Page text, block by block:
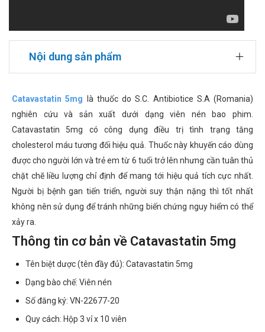
Nội dung sản phẩm
Catavastatin 5mg là thuốc do S.C. Antibiotice S.A (Romania)
nghiên cứu và sản xuất dưới dạng viên nén bao phim.
Catavastatin 5mg có công dụng điều trị tình trạng tăng
cholesterol máu tương đối hiệu quả. Thuốc này khuyến cáo dùng
được cho người lớn và trẻ em từ 6 tuổi trở lên nhưng cần tuân thủ
chặt chẽ liều lượng chỉ định để mang tới hiệu quả tích cực nhất.
Người bị bệnh gan tiến triển, người suy thận nặng thì tốt nhất
không nên sử dụng để tránh những biến chứng nguy hiểm có thể
xảy ra.
Thông tin cơ bản về Catavastatin 5mg
Tên biệt dược (tên đầy đủ): Catavastatin 5mg
Dạng bào chế: Viên nén
Số đăng ký: VN-22677-20
Quy cách: Hộp 3 vỉ x 10 viên